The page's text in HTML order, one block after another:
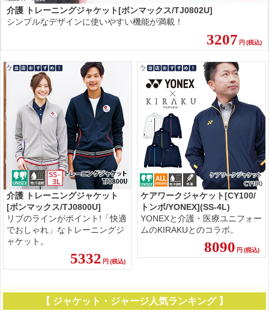
介護 トレーニングジャケット[ボンマックス/TJ0802U]
シンプルなデザインに使いやすい機能が満載！
3207 円 (税込)
介護 トレーニングジャケット
[ボンマックス/TJ0800U]
リブのラインがポイント!「快適
でおしゃれ」なトレーニングジ
ャケット。
5332 円 (税込)
ケアワークジャケット[CY100/
トンボ/YONEX](SS-4L)
YONEXと介護・医療ユニフォー
ムのKIRAKUとのコラボ。
8090 円 (税込)
【 ジャケット・ジャージ人気ランキング 】